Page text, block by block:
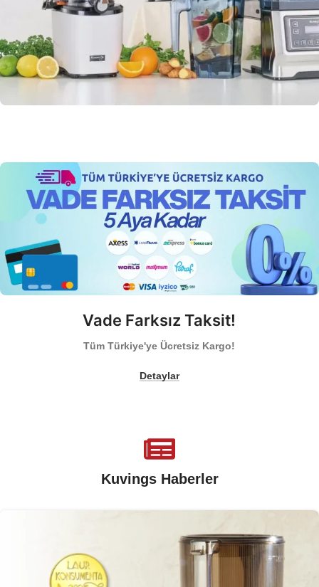
Vade Farksız Taksit!
Tüm Türkiye'ye Ücretsiz Kargo!
Detaylar
Kuvings Haberler